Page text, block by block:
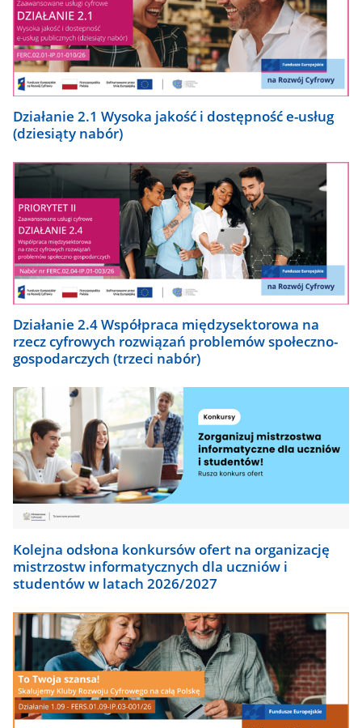
Działanie 2.1 Wysoka jakość i dostępność e-usług
(dziesiąty nabór)
Działanie 2.4 Współpraca międzysektorowa na
rzecz cyfrowych rozwiązań problemów społeczno-
gospodarczych (trzeci nabór)
Kolejna odsłona konkursów ofert na organizację
mistrzostw informatycznych dla uczniów i
studentów w latach 2026/2027